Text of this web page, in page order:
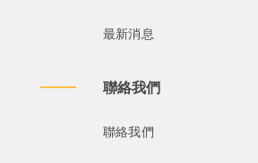
最新消息
聯絡我們
聯絡我們